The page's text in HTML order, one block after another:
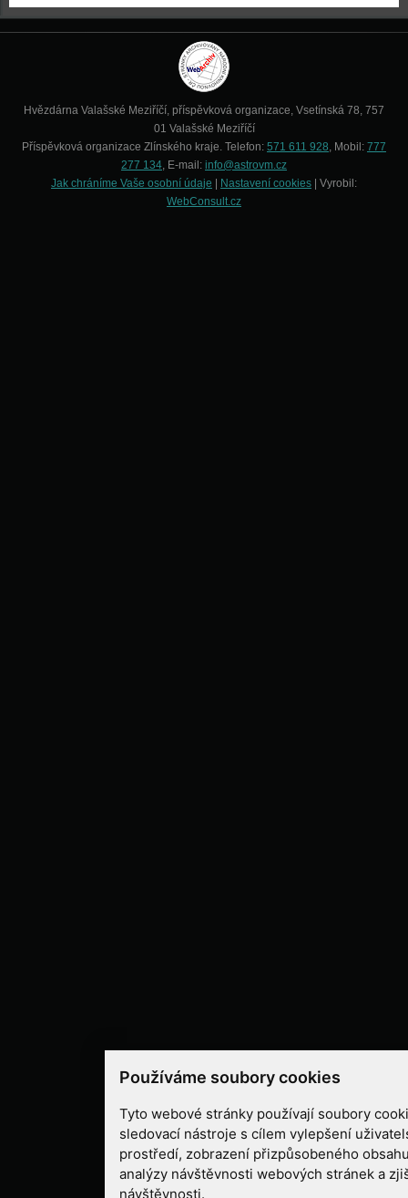
Používáme soubory cookies
Tyto webové stránky používají soubory
sledovací nástroje s cílem vylepšení
prostředí, zobrazení přizpůsobeného
analýzy návštěvnosti webových stránek a
návštěvnosti.
Hvězdárna Valašské Meziříčí, příspěvková organizace, Vsetínská 78, 757
01 Valašské Meziříčí
Příspěvková organizace Zlínského kraje. Telefon: 571 611 928, Mobil: 777
277 134, E-mail: info@astrovm.cz
Jak chráníme Vaše osobní údaje
Nastavení cookies | Vyrobil:
WebConsult.cz